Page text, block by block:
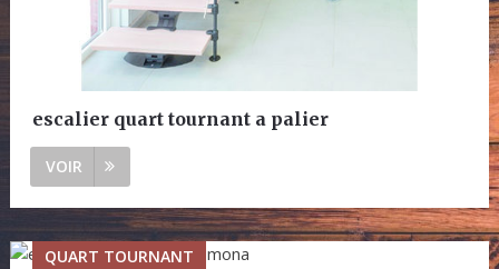
escalier quart tournant a palier
VOIR
QUART TOURNANT